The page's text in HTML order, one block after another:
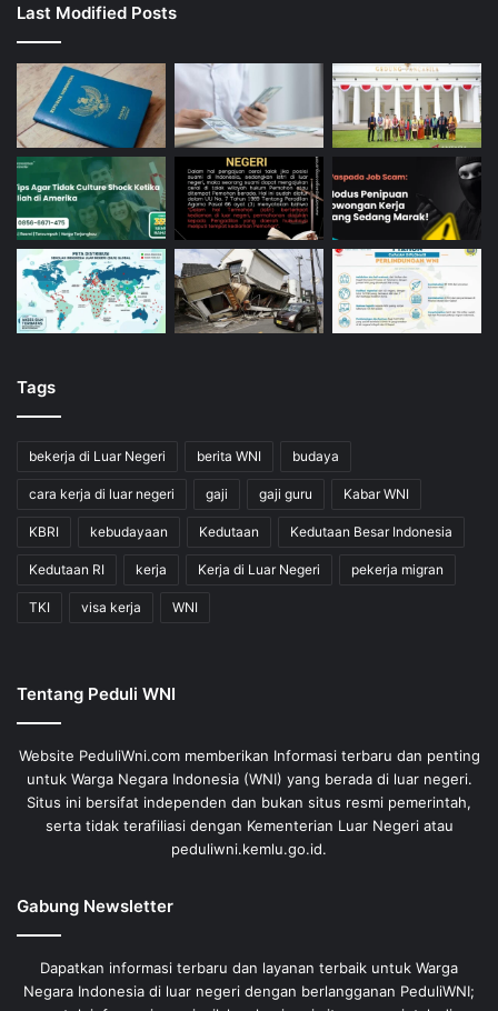
Last Modified Posts
Tags
bekerja di Luar Negeri berita WNI budaya
cara kerja di luar negeri gaji gaji guru Kabar WNI
KBRI kebudayaan Kedutaan Kedutaan Besar Indonesia
Kedutaan RI kerja Kerja di Luar Negeri pekerja migran
TKI visa kerja WNI
Tentang Peduli WNI
Website PeduliWni.com memberikan Informasi terbaru dan penting
untuk Warga Negara Indonesia (WNI) yang berada di luar negeri.
Situs ini bersifat independen dan bukan situs resmi pemerintah,
serta tidak terafiliasi dengan Kementerian Luar Negeri atau
peduliwni.kemlu.go.id.
Gabung Newsletter
Dapatkan informasi terbaru dan layanan terbaik untuk Warga
Negara Indonesia di luar negeri dengan berlangganan PeduliWNI;